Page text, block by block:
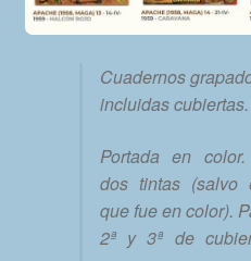
Cuadernos
incluidas cubiertas.
Portada en
dos tintas (salvo
que fue en color).
2ª y 3ª de